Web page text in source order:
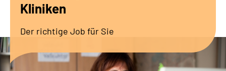
Kliniken
Der richtige Job für Sie